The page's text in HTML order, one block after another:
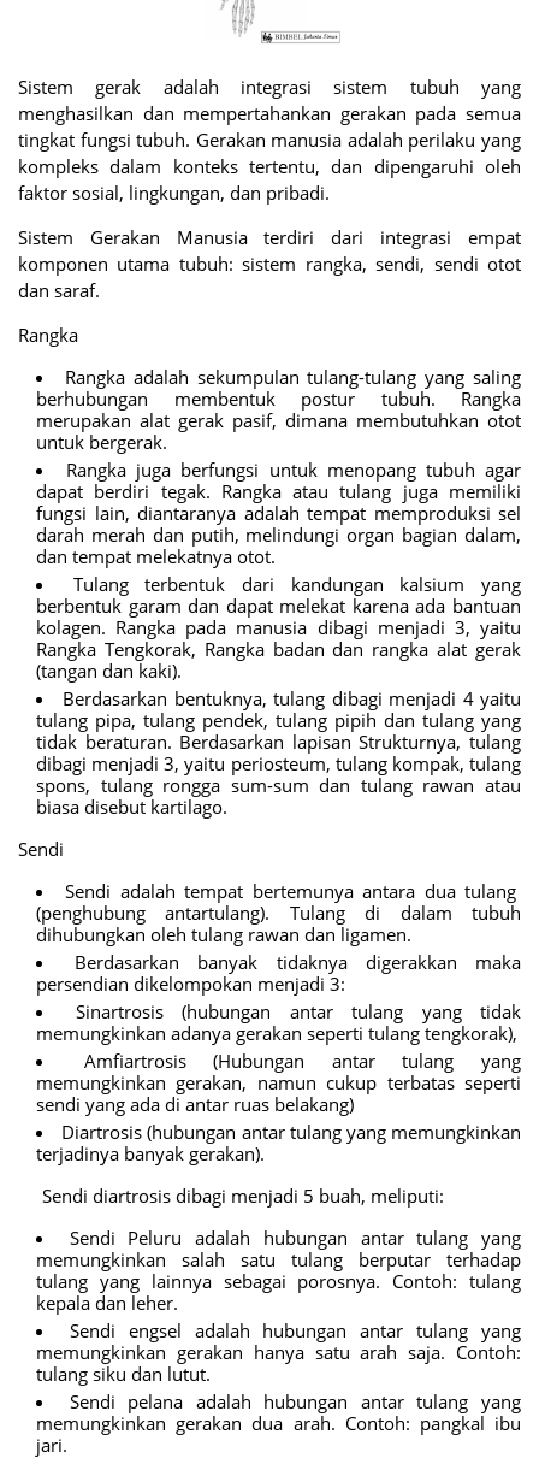
Sistem gerak adalah integrasi sistem tubuh yang
menghasilkan dan mempertahankan gerakan pada semua
tingkat fungsi tubuh. Gerakan manusia adalah perilaku yang
kompleks dalam konteks tertentu, dan dipengaruhi oleh
faktor sosial, lingkungan, dan pribadi.
Sistem Gerakan Manusia terdiri dari integrasi empat
komponen utama tubuh: sistem rangka, sendi, sendi otot
dan saraf.
Rangka
Rangka adalah sekumpulan tulang-tulang yang saling
berhubungan membentuk postur tubuh. Rangka
merupakan alat gerak pasif, dimana membutuhkan otot
untuk bergerak.
Rangka juga berfungsi untuk menopang tubuh agar
dapat berdiri tegak. Rangka atau tulang juga memiliki
fungsi lain, diantaranya adalah tempat memproduksi sel
darah merah dan putih, melindungi organ bagian dalam,
dan tempat melekatnya otot.
Tulang terbentuk dari kandungan kalsium yang
berbentuk garam dan dapat melekat karena ada bantuan
kolagen. Rangka pada manusia dibagi menjadi 3, yaitu
Rangka Tengkorak, Rangka badan dan rangka alat gerak
(tangan dan kaki).
Berdasarkan bentuknya, tulang dibagi menjadi 4 yaitu
tulang pipa, tulang pendek, tulang pipih dan tulang yang
tidak beraturan. Berdasarkan lapisan Strukturnya, tulang
dibagi menjadi 3, yaitu periosteum, tulang kompak, tulang
spons, tulang rongga sum-sum dan tulang rawan atau
biasa disebut kartilago.
Sendi
Sendi adalah tempat bertemunya antara dua tulang
(penghubung antartulang). Tulang di dalam tubuh
dihubungkan oleh tulang rawan dan ligamen.
Berdasarkan banyak tidaknya digerakkan maka
persendian dikelompokan menjadi 3:
Sinartrosis (hubungan antar tulang yang tidak
memungkinkan adanya gerakan seperti tulang tengkorak),
Amfiartrosis (Hubungan antar tulang yang
memungkinkan gerakan, namun cukup terbatas seperti
sendi yang ada di antar ruas belakang)
Diartrosis (hubungan antar tulang yang memungkinkan
terjadinya banyak gerakan).
Sendi diartrosis dibagi menjadi 5 buah, meliputi:
Sendi Peluru adalah hubungan antar tulang yang
memungkinkan salah satu tulang berputar terhadap
tulang yang lainnya sebagai porosnya. Contoh: tulang
kepala dan leher.
Sendi engsel adalah hubungan antar tulang yang
memungkinkan gerakan hanya satu arah saja. Contoh:
tulang siku dan lutut.
Sendi pelana adalah hubungan antar tulang yang
memungkinkan gerakan dua arah. Contoh: pangkal ibu
jari.